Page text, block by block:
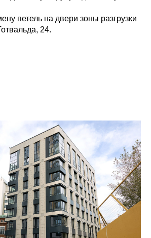
петель на двери зоны разгрузки
24.